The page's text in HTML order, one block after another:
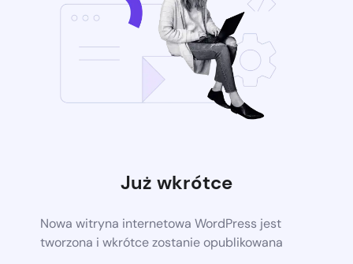
Już wkrótce
Nowa witryna internetowa WordPress jest
tworzona i wkrótce zostanie opublikowana